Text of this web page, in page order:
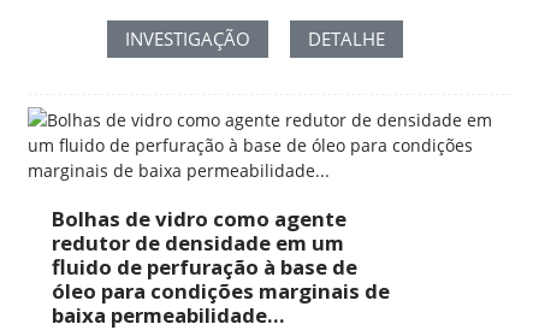
INVESTIGAÇÃO DETALHE
Bolhas de vidro como agente
redutor de densidade em um
fluido de perfuração à base de
óleo para condições marginais de
baixa permeabilidade...